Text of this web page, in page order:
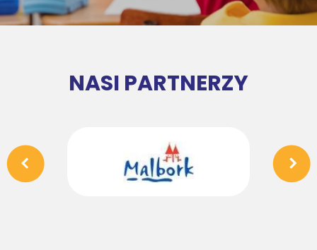
NASI PARTNERZY